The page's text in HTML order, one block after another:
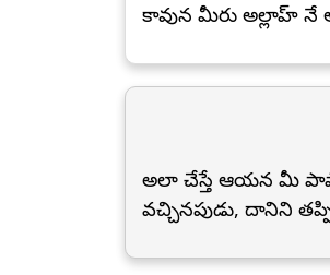
కావున మీరు అల్లాహ్ నే
అలా చేస్తే ఆయన మీ
వచ్చినపుడు, దానిని